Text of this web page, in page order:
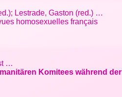
Lestrade, Gaston (red.) …
homosexuelles français
…
Komitees während